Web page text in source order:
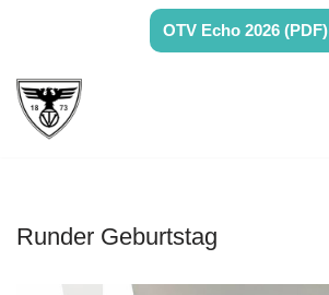
Inhalt
springen
OTV Echo 2026 (PDF)
Runder Geburtstag